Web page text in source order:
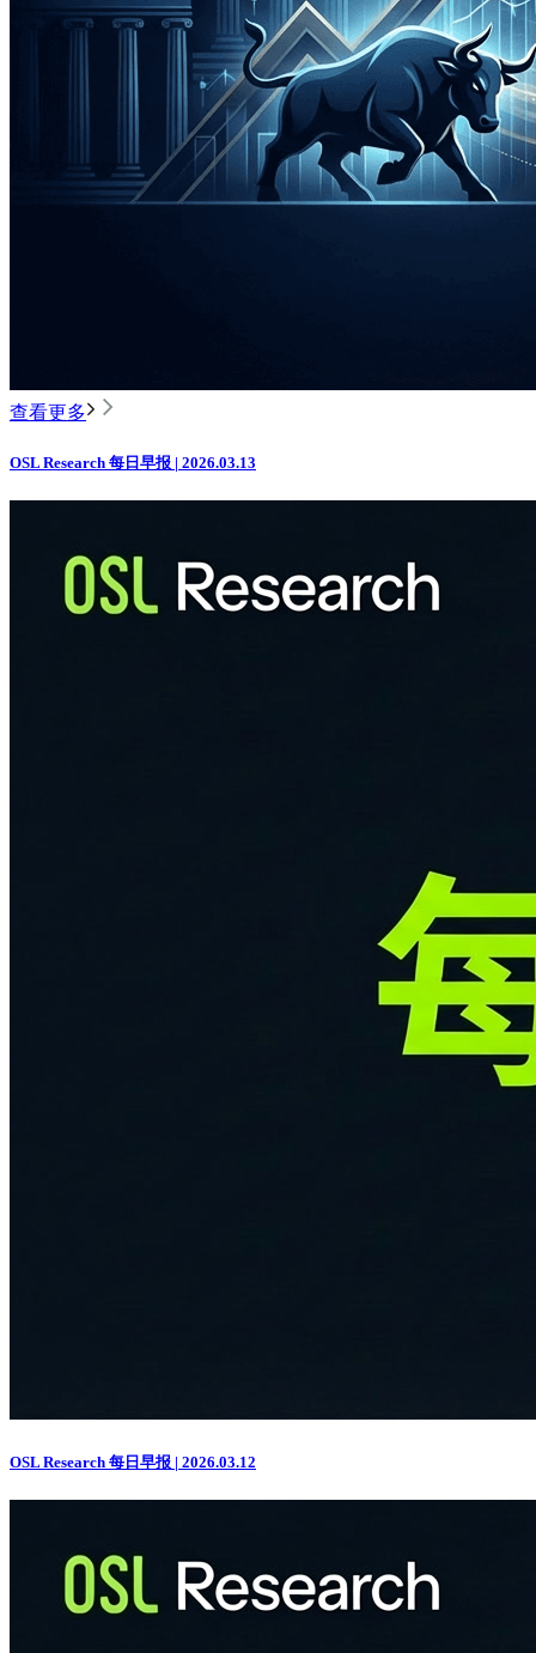
查看更多
OSL Research 每日早报 | 2026.03.13
OSL Research 每日早报 | 2026.03.12